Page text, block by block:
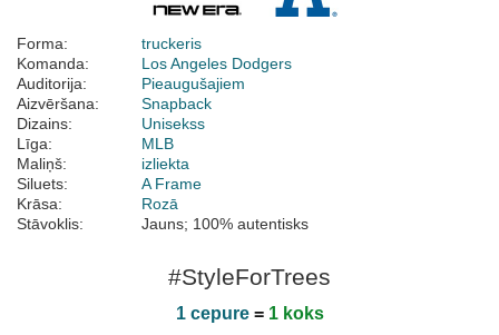
Forma:
truckeris
Komanda:
Los Angeles Dodgers
Auditorija:
Pieaugušajiem
Aizvēršana:
Snapback
Dizains:
Unisekss
Līga:
MLB
Maliņš:
izliekta
Siluets:
A Frame
Krāsa:
Rozā
Stāvoklis:
Jauns; 100% autentisks
#StyleForTrees
1 cepure= 1 koks